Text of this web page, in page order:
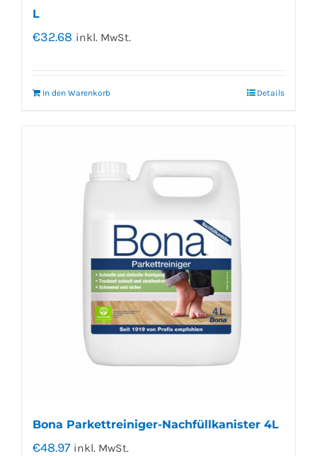
L
€32.68 inkl. MwSt.
In den Warenkorb Details
Bona Parkettreiniger-Nachfüllkanister 4L
€48.97 inkl. MwSt.